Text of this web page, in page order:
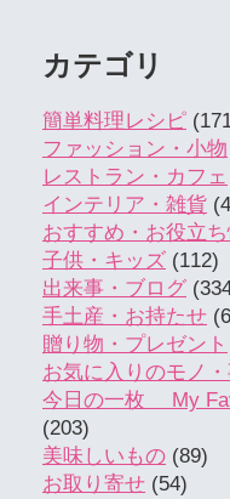
カテゴリ
簡単料理レシピ
ファッション・小物
レストラン・カフェ
インテリア・雑貨
おすすめ・お役立
子供・キッズ (112)
出来事・ブログ
手土産・お持たせ
贈り物・プレゼント
お気に入りのモノ
今日の一枚 My
(203)
美味しいもの (89)
お取り寄せ (54)